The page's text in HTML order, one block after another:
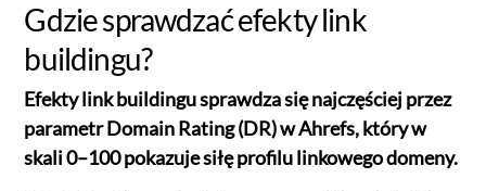
Gdzie sprawdzać efekty link
buildingu?
Efekty link buildingu sprawdza się najczęściej przez
parametr Domain Rating (DR) w Ahrefs, który w
skali 0–100 pokazuje siłę profilu linkowego domeny.